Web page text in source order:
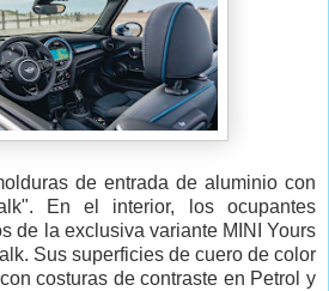
de entrada de aluminio con
En el interior, los ocupantes
de la exclusiva variante MINI Yours
Sus superficies de cuero de color
costuras de contraste en Petrol y